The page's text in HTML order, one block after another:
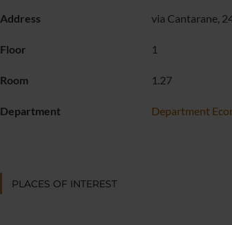
Address via Cantarane,
Floor 1
Room 1.27
Department Department
PLACES OF INTEREST